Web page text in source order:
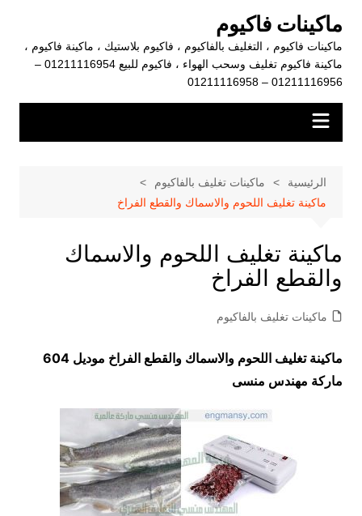
المحتوى
ماكينات فاكيوم
ماكينات فاكيوم ، التغليف بالفاكيوم ، فاكيوم بلاستيك ، ماكينة فاكيوم ،
ماكينة فاكيوم تغليف وسحب الهواء ، فاكيوم للبيع 01211116954 –
01211116956 – 01211116958
الرئيسية
ماكينات تغليف بالفاكيوم
ماكينة تغليف اللحوم والاسماك والقطع الفراخ
ماكينة تغليف اللحوم والاسماك
والقطع الفراخ
ماكينات تغليف بالفاكيوم
ماكينة تغليف اللحوم والاسماك والقطع الفراخ موديل 604
ماركة مهندس منسى